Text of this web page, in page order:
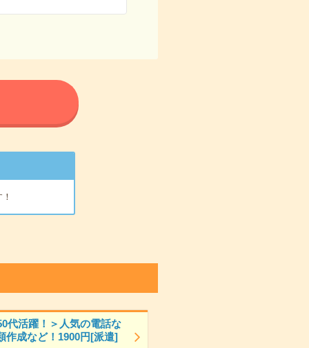
代活躍！＞人気の電話な
作成など！1900円[派遣]